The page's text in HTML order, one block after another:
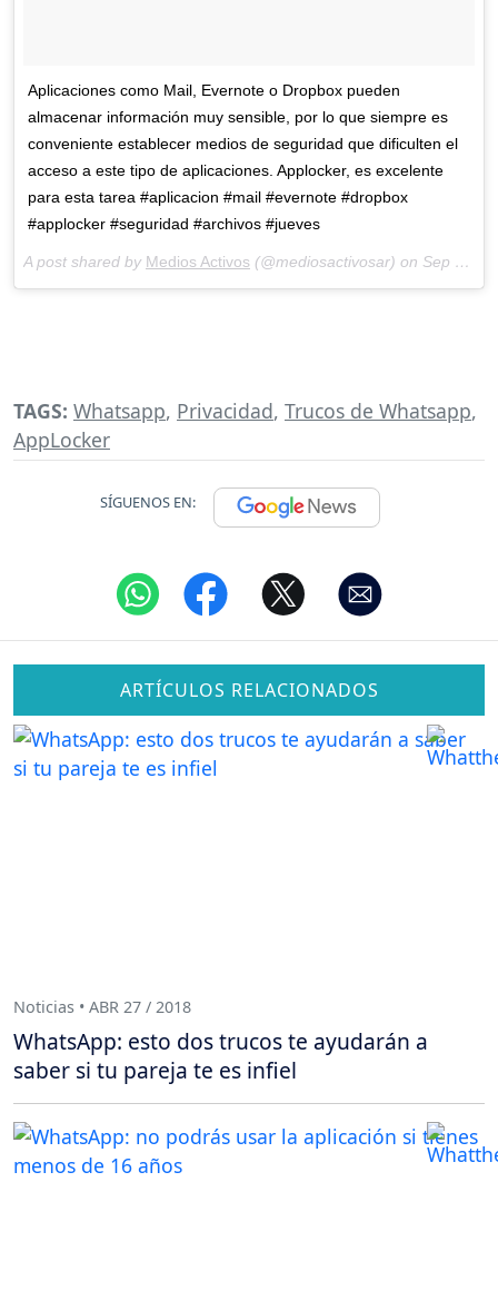
Aplicaciones como Mail, Evernote o Dropbox pueden
almacenar información muy sensible, por lo que siempre es
conveniente establecer medios de seguridad que dificulten el
acceso a este tipo de aplicaciones. Applocker, es excelente
para esta tarea #aplicacion #mail #evernote #dropbox
#applocker #seguridad #archivos #jueves
A post shared by Medios Activos (@mediosactivosar) on Sep 1, 2016 at 10:19am PDT
TAGS: Whatsapp, Privacidad, Trucos de Whatsapp,
AppLocker
SÍGUENOS EN:
ARTÍCULOS RELACIONADOS
Noticias • ABR 27 / 2018
WhatsApp: esto dos trucos te ayudarán a
saber si tu pareja te es infiel